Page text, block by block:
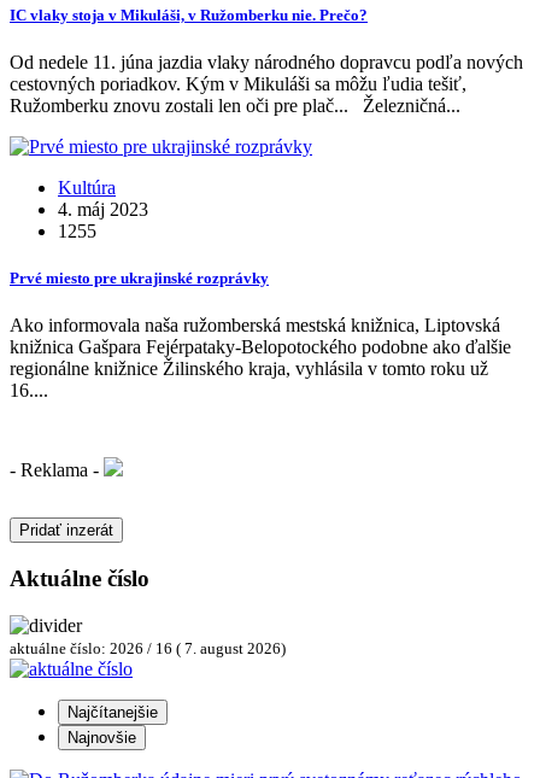
IC vlaky stoja v Mikuláši, v Ružomberku nie. Prečo?
Od nedele 11. júna jazdia vlaky národného dopravcu podľa nových
cestovných poriadkov. Kým v Mikuláši sa môžu ľudia tešiť,
Ružomberku znovu zostali len oči pre plač... Železničná...
Kultúra
4. máj 2023
1255
Prvé miesto pre ukrajinské rozprávky
Ako informovala naša ružomberská mestská knižnica, Liptovská
knižnica Gašpara Fejérpataky-Belopotockého podobne ako ďalšie
regionálne knižnice Žilinského kraja, vyhlásila v tomto roku už
16....
- Reklama -
Pridať inzerát
Aktuálne číslo
aktuálne číslo: 2026 / 16 ( 7. august 2026)
Najčítanejšie
Najnovšie